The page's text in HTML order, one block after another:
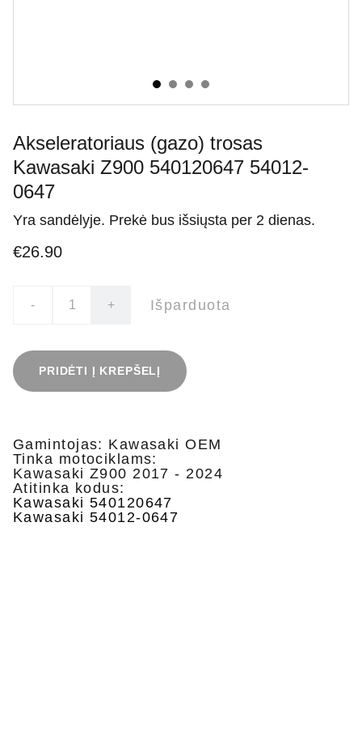
Akseleratoriaus (gazo) trosas
Kawasaki Z900 540120647 54012-
0647
Yra sandėlyje. Prekė bus išsiųsta per 2 dienas.
€26.90
- + Išparduota
PRIDĖTI Į KREPŠELĮ
Gamintojas: Kawasaki OEM
Tinka motociklams:
Kawasaki Z900 2017 - 2024
Atitinka kodus:
Kawasaki 540120647
Kawasaki 54012-0647